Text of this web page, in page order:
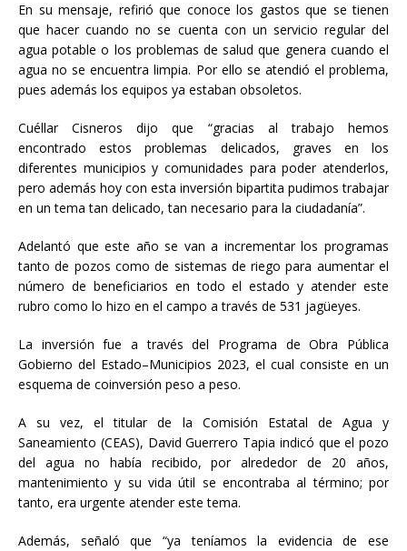
En su mensaje, refirió que conoce los gastos que se tienen
que hacer cuando no se cuenta con un servicio regular del
agua potable o los problemas de salud que genera cuando el
agua no se encuentra limpia. Por ello se atendió el problema,
pues además los equipos ya estaban obsoletos.
Cuéllar Cisneros dijo que “gracias al trabajo hemos
encontrado estos problemas delicados, graves en los
diferentes municipios y comunidades para poder atenderlos,
pero además hoy con esta inversión bipartita pudimos trabajar
en un tema tan delicado, tan necesario para la ciudadanía”.
Adelantó que este año se van a incrementar los programas
tanto de pozos como de sistemas de riego para aumentar el
número de beneficiarios en todo el estado y atender este
rubro como lo hizo en el campo a través de 531 jagüeyes.
La inversión fue a través del Programa de Obra Pública
Gobierno del Estado–Municipios 2023, el cual consiste en un
esquema de coinversión peso a peso.
A su vez, el titular de la Comisión Estatal de Agua y
Saneamiento (CEAS), David Guerrero Tapia indicó que el pozo
del agua no había recibido, por alrededor de 20 años,
mantenimiento y su vida útil se encontraba al término; por
tanto, era urgente atender este tema.
Además, señaló que “ya teníamos la evidencia de ese